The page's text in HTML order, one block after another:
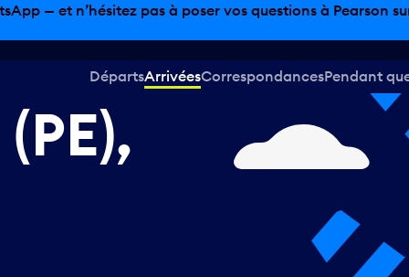
— et n’hésitez pas à poser vos questions à Pearson
DépartsArrivéesCorrespondancesPendant